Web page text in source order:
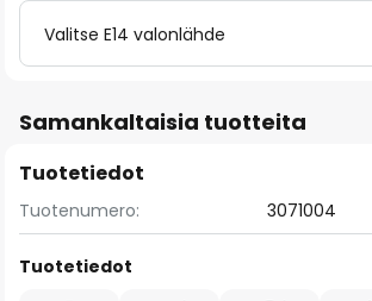
Valitse E14 valonlähde
Samankaltaisia tuotteita
Tuotetiedot
Tuotenumero: 3071004
Tuotetiedot